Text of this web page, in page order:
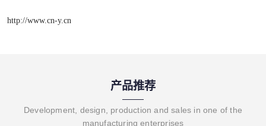
http://www.cn-y.cn
产品推荐
Development, design, production and sales in one of the
manufacturing enterprises